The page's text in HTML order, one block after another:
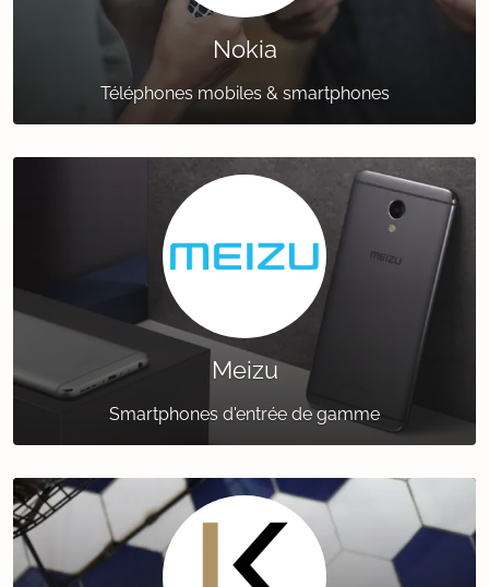
Nokia
Téléphones mobiles & smartphones
Meizu
Smartphones d'entrée de gamme